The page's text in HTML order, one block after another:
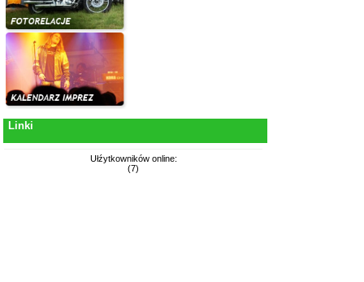
Linki
Ułźytkowników online:
(7)